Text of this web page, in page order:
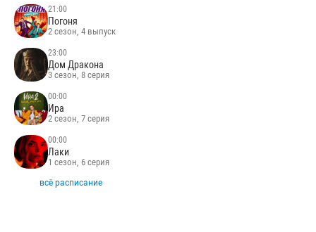
21:00
Погоня
2 сезон, 4 выпуск
23:00
Дом Дракона
3 сезон, 8 серия
00:00
Ира
2 сезон, 7 серия
00:00
Лаки
1 сезон, 6 серия
всё расписание